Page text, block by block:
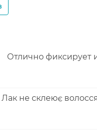
Отлично фиксирует
Лак не склеює